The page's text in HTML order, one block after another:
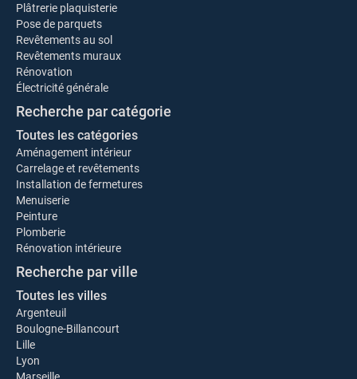
Plâtrerie plaquisterie
Pose de parquets
Revêtements au sol
Revêtements muraux
Rénovation
Électricité générale
Recherche par catégorie
Toutes les catégories
Aménagement intérieur
Carrelage et revêtements
Installation de fermetures
Menuiserie
Peinture
Plomberie
Rénovation intérieure
Recherche par ville
Toutes les villes
Argenteuil
Boulogne-Billancourt
Lille
Lyon